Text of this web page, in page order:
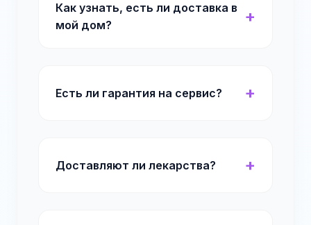
Как узнать, есть ли доставка в
мой дом?
Есть ли гарантия на сервис?
Доставляют ли лекарства?